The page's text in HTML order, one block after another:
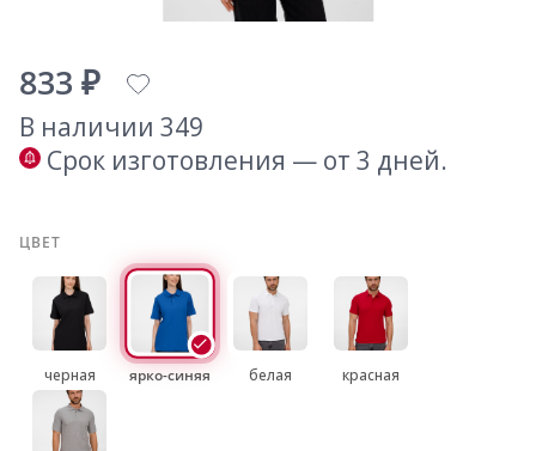
833 ₽
В наличии 349
Срок изготовления — от 3 дней.
ЦВЕТ
черная ярко-синяя белая красная